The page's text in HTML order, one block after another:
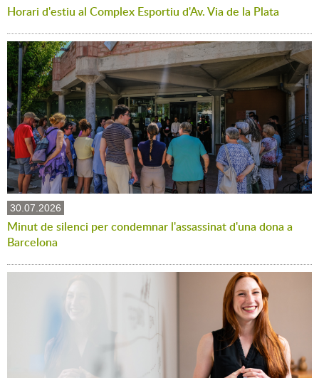
Horari d'estiu al Complex Esportiu d'Av. Via de la Plata
30.07.2026
Minut de silenci per condemnar l'assassinat d'una dona a
Barcelona